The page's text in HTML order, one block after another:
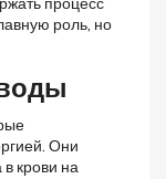
роль, но
Они
крови на